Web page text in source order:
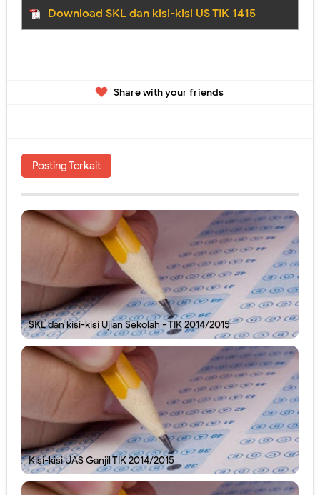
Pelatihan Penggunaan Soal-soal berbasis LMS di SMAN 1 Jember
Download SKL dan kisi-kisi US TIK 1415
Share with your friends
Posting Terkait
SKL dan kisi-kisi Ujian Sekolah - TIK 2014/2015
Kisi-kisi UAS Ganjil TIK 2014/2015